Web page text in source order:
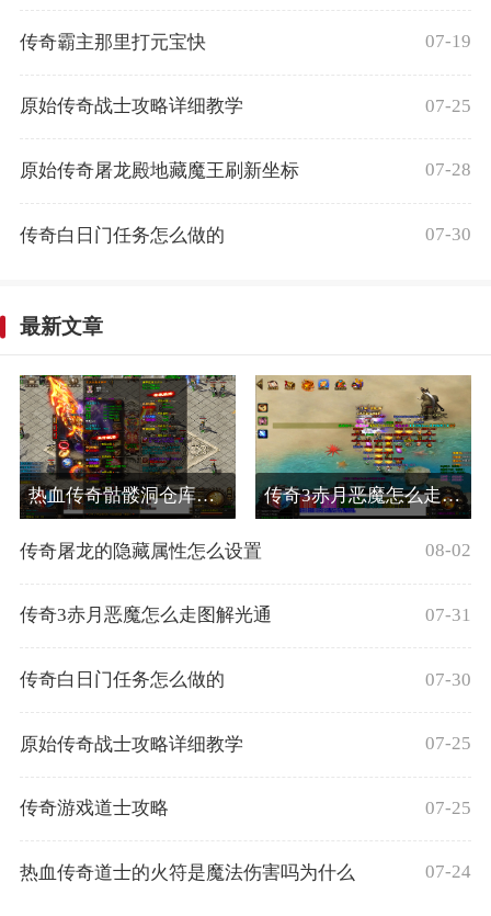
传奇霸主那里打元宝快 07-19
原始传奇战士攻略详细教学 07-25
原始传奇屠龙殿地藏魔王刷新坐标 07-28
传奇白日门任务怎么做的 07-30
最新文章
热血传奇骷髅洞仓库在哪 传奇3赤月恶魔怎么走图解光通
传奇屠龙的隐藏属性怎么设置 08-02
传奇3赤月恶魔怎么走图解光通 07-31
传奇白日门任务怎么做的 07-30
原始传奇战士攻略详细教学 07-25
传奇游戏道士攻略 07-25
热血传奇道士的火符是魔法伤害吗为什么 07-24